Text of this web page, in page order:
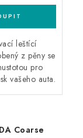
leštící
z pěny se
pro
vašeho auta.
Coarse